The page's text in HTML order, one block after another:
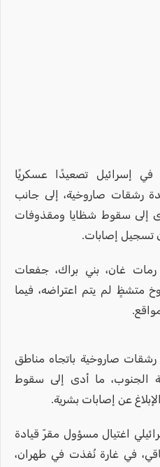
إسرائيل تصعيدًا عسكريًا
رشقات صاروخية، إلى جانب
إلى سقوط شظايا ومقذوفات
تسجيل إصابات.
غان، بني براك، جفعات
متشظٍ لم يتم اعتراضه، فيما
رشقات صاروخية باتجاه مناطق
الجنوب، ما أدى إلى سقوط
عن إصابات بشرية.
اغتيال مسؤول مقرّ قيادة
في غارة نُفذت في طهران،